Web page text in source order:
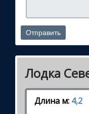
Лодка
Длина м: 4,2